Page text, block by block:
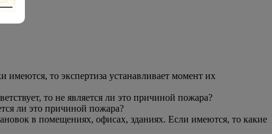
то экспертиза устанавливает момент их
то не является ли это причиной пожара?
ли это причиной пожара?
в помещениях, офисах, зданиях. Если имеются, то какие